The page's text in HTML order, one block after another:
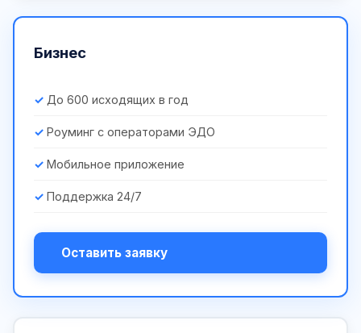
Бизнес
До 600 исходящих в год
Роуминг с операторами ЭДО
Мобильное приложение
Поддержка 24/7
Оставить заявку